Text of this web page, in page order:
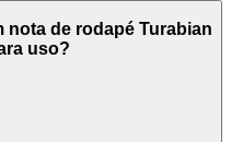
nota de rodapé Turabian
uso?